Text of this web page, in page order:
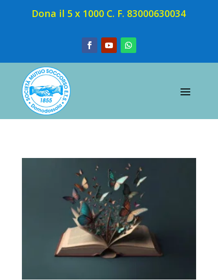
Dona il 5 x 1000 C. F. 83000630034